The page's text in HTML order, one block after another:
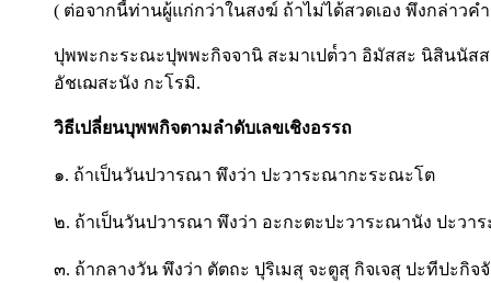
( ต่อจากนี้ท่านผู้แก่กว่าในสงฆ์ ถ้าไม่ได้สวดเอง พึงกล่าวค
ปุพพะกะระณะปุพพะกิจจานิ สะมาเปต๎วา อิมัสสะ นิสินนัส
อัชเฌสะนัง กะโรมิ.
วิธีเปลี่ยนบุพพกิจตามลำดับเลขเชิงอรรถ
๑. ถ้าเป็นวันปวารณา พึงว่า ปะวาระณากะระณะโต
๒. ถ้าเป็นวันปวารณา พึงว่า อะกะตะปะวาระณานัง ปะวา
๓. ถ้ากลางวัน พึงว่า ตัตถะ ปุริเมสุ จะตูสุ กิจเจสุ ปะทีปะกิ